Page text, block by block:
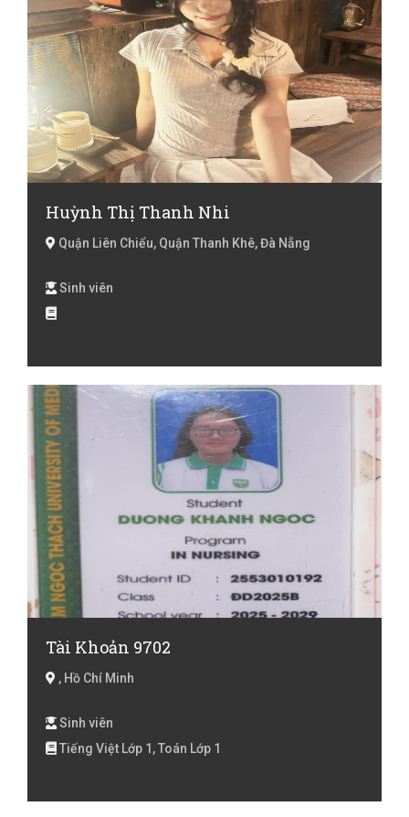
Huỳnh Thị Thanh Nhi
Quận Liên Chiểu, Quận Thanh Khê, Đà Nẵng
Sinh viên
Tài Khoản 9702
, Hồ Chí Minh
Sinh viên
Tiếng Việt Lớp 1, Toán Lớp 1